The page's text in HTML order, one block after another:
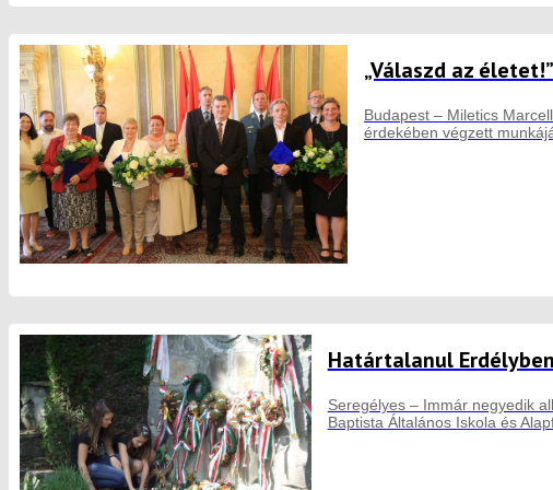
„Válaszd az
Budapest – Miletics
érdekében végzett
Határtalanul Erdélyben
Seregélyes – Immár negyedik
Baptista Általános Iskola és